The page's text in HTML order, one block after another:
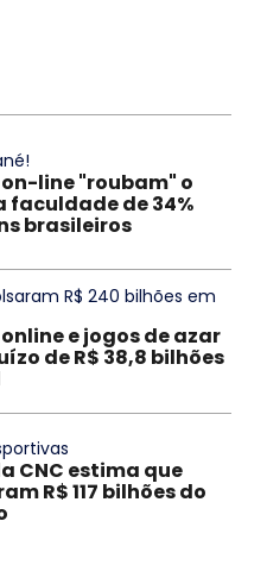
line "roubam" o
faculdade de 34%
brasileiros
R$ 240 bilhões em
e jogos de azar
de R$ 38,8 bilhões
CNC estima que
R$ 117 bilhões do